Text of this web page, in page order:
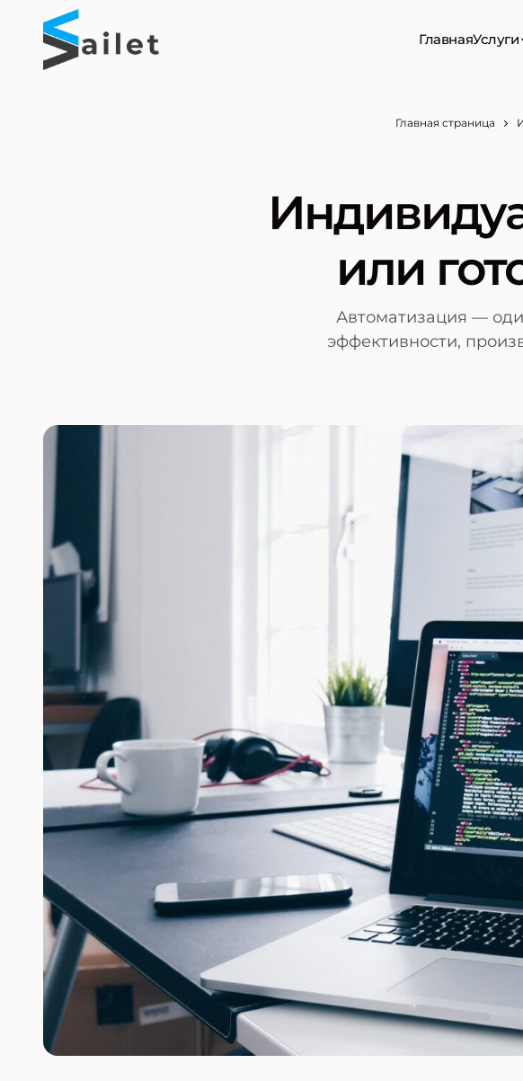
ГлавнаяУслуги
Главная страница
или
Автоматизация —
эффективности,